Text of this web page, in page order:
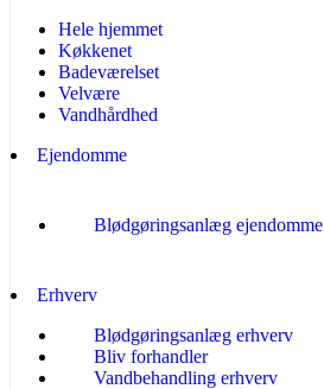
Hele hjemmet
Køkkenet
Badeværelset
Velvære
Vandhårdhed
Ejendomme
Blødgøringsanlæg ejendomme
Erhverv
Blødgøringsanlæg erhverv
Bliv forhandler
Vandbehandling erhverv